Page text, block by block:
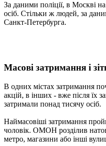
За даними поліції, в Москві
осіб. Стільки ж людей, за
Санкт-Петербурга.
Масові затримання і
В одних містах затримання
акцій, в інших - вже після їх
затримали понад тисячу осіб.
Наймасовіші затримання
чоловік. ОМОН розділив
метро, ​​магазини або інші